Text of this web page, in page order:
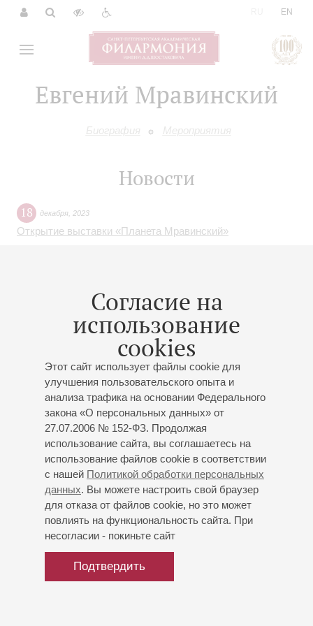
EN
Евгений Мравинский
Биография Мероприятия
Согласие на
использование
cookies
Этот сайт использует файлы cookie для
улучшения пользовательского опыта и
анализа трафика на основании Федерального
закона «О персональных данных» от
27.07.2006 № 152-ФЗ. Продолжая
использование сайта, вы соглашаетесь на
использование файлов cookie в соответствии
с нашей Политикой обработки персональных
данных. Вы можете настроить свой браузер
для отказа от файлов cookie, но это может
повлиять на функциональность сайта. При
несогласии - покиньте сайт
Подтвердить
Новости
18 декабря 2023
Открытие выставки «Планета Мравинский»